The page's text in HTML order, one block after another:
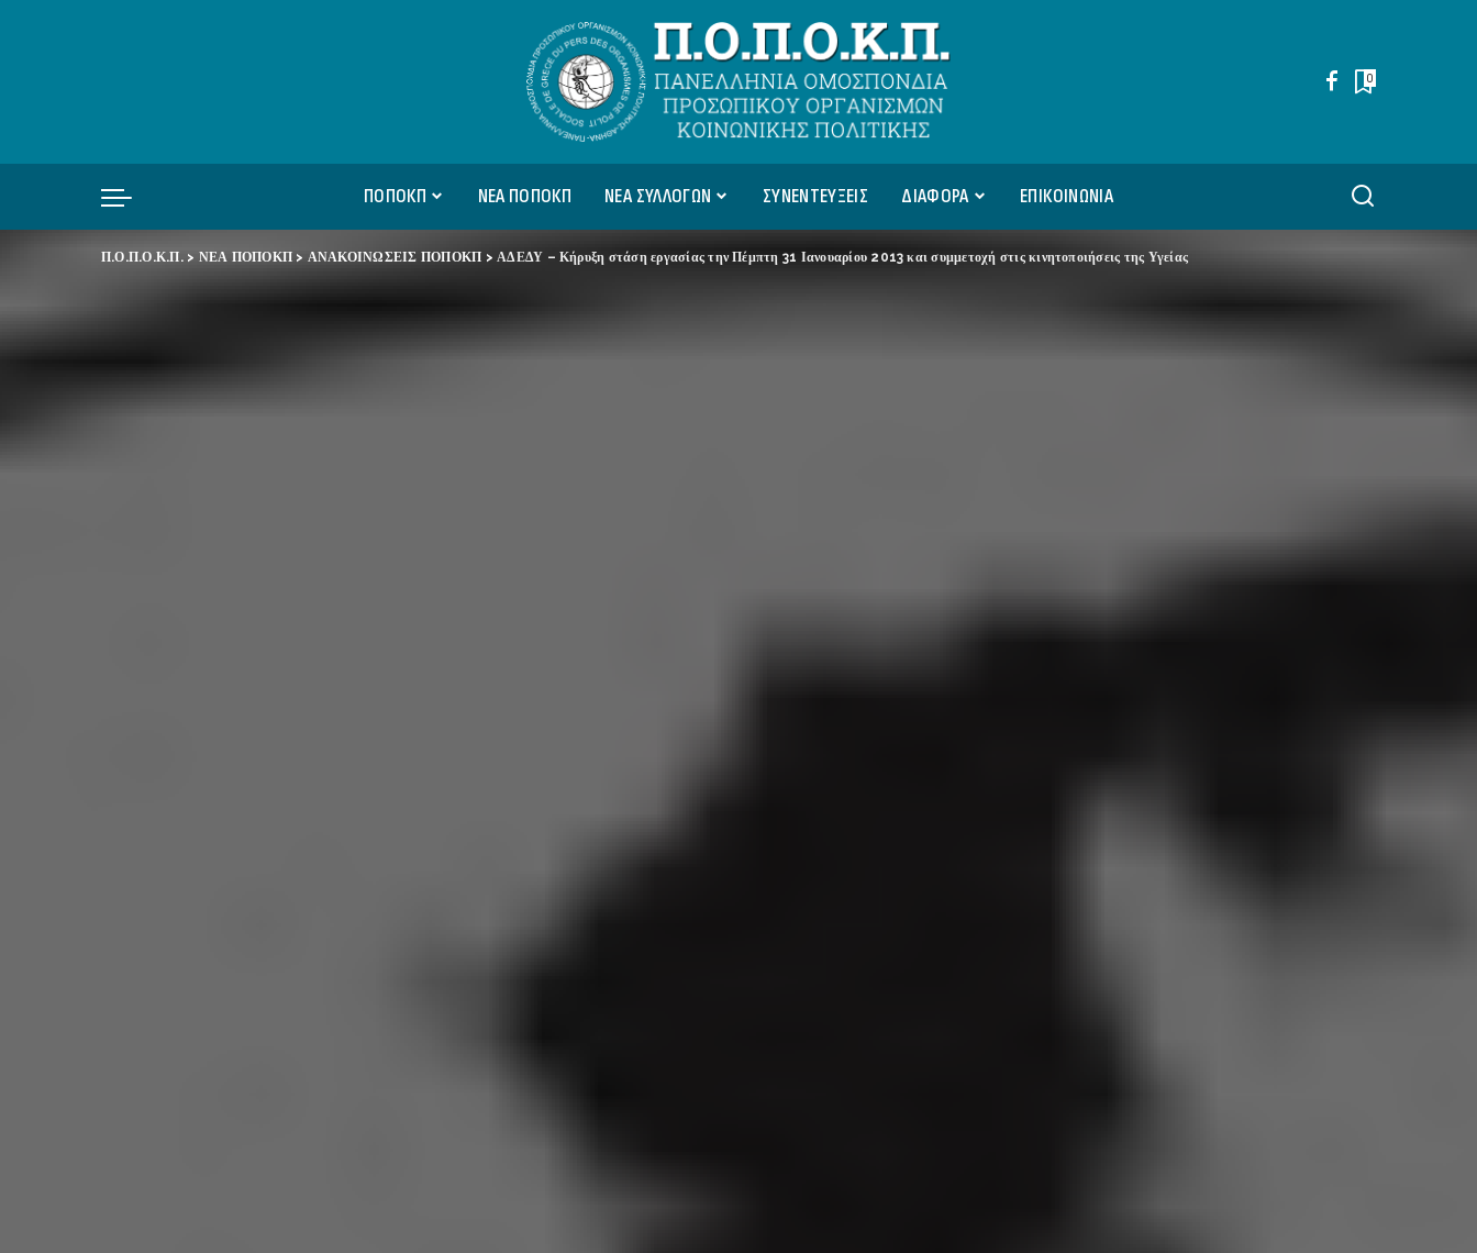
0
ΠΟΠΟΚΠ ΝΕΑ ΠΟΠΟΚΠ ΝΕΑ ΣΥΛΛΟΓΩΝ ΣΥΝΕΝΤΕΥΞΕΙΣ ΔΙΑΦΟΡΑ ΕΠΙΚΟΙΝΩΝΊΑ
Π.Ο.Π.Ο.Κ.Π.> ΝΕΑ ΠΟΠΟΚΠ > ΑΝΑΚΟΙΝΩΣΕΙΣ ΠΟΠΟΚΠ > ΑΔΕΔΥ – Κήρυξη στάση εργασίας την Πέμπτη 31 Ιανουαρίου 2013 και συμμετοχή στις κινητοποιήσεις της Υγείας